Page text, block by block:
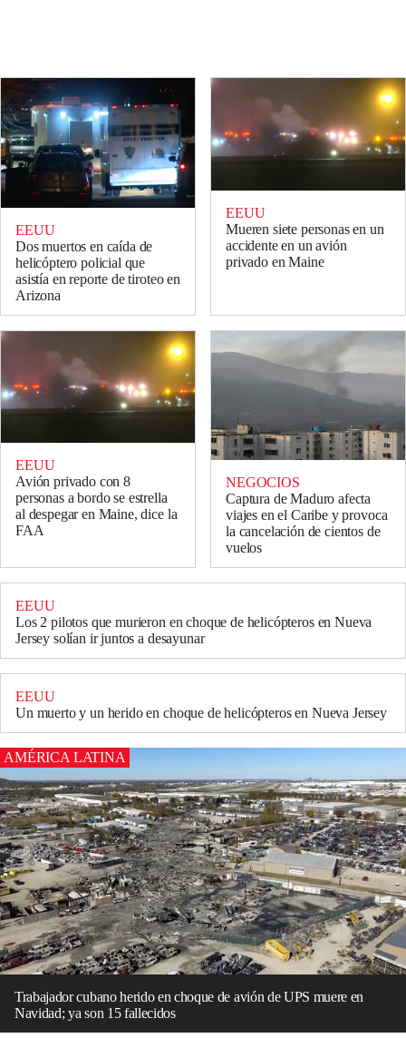
EEUU
Dos muertos en caída de
helicóptero policial que
asistía en reporte de tiroteo en
Arizona
EEUU
Mueren siete personas en un
accidente en un avión
privado en Maine
EEUU
Avión privado con 8
personas a bordo se estrella
al despegar en Maine, dice la
FAA
NEGOCIOS
Captura de Maduro afecta
viajes en el Caribe y provoca
la cancelación de cientos de
vuelos
EEUU
Los 2 pilotos que murieron en choque de helicópteros en Nueva
Jersey solían ir juntos a desayunar
EEUU
Un muerto y un herido en choque de helicópteros en Nueva Jersey
AMÉRICA LATINA
Trabajador cubano herido en choque de avión de UPS muere en
Navidad; ya son 15 fallecidos